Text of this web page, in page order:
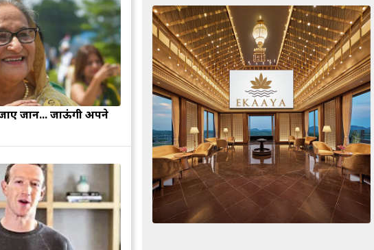
जान... जाऊंगी अपने